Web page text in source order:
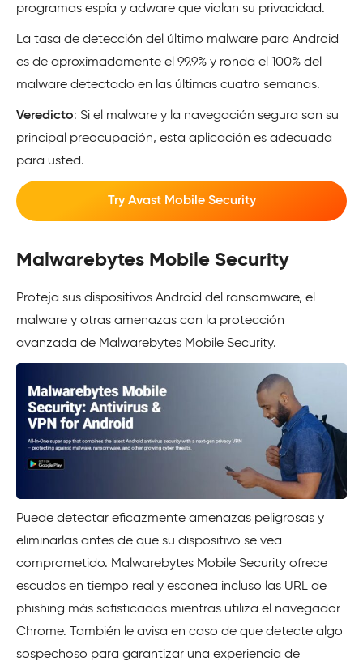
programas espía y adware que violan su privacidad.
La tasa de detección del último malware para Android
es de aproximadamente el 99,9% y ronda el 100% del
malware detectado en las últimas cuatro semanas.
Veredicto: Si el malware y la navegación segura son su
principal preocupación, esta aplicación es adecuada
para usted.
Try Avast Mobile Security
Malwarebytes Mobile Security
Proteja sus dispositivos Android del ransomware, el
malware y otras amenazas con la protección
avanzada de Malwarebytes Mobile Security.
Puede detectar eficazmente amenazas peligrosas y
eliminarlas antes de que su dispositivo se vea
comprometido. Malwarebytes Mobile Security ofrece
escudos en tiempo real y escanea incluso las URL de
phishing más sofisticadas mientras utiliza el navegador
Chrome. También le avisa en caso de que detecte algo
sospechoso para garantizar una experiencia de